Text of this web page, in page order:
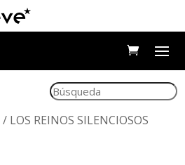
/ LOS REINOS SILENCIOSOS